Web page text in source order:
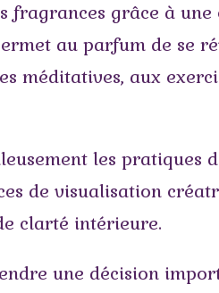
fragrances grâce à
au parfum de se
méditatives, aux
les pratiques
de visualisation
clarté intérieure.
une décision